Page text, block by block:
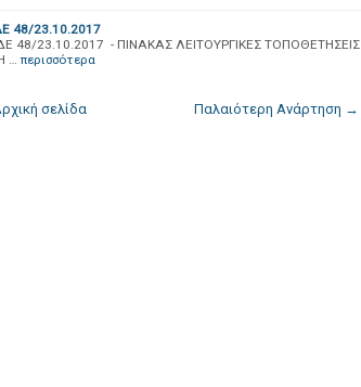
48/23.10.2017
48/23.10.2017 - ΠΙΝΑΚΑΣ ΛΕΙΤΟΥΡΓΙΚΕΣ ΤΟΠΟΘΕΤΗΣΕΙΣ
… περισσότερα
Παλαιότερη Ανάρτηση →
σελίδα